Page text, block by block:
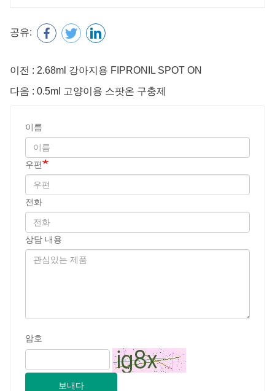
공유:
이전 : 2.68ml 강아지용 FIPRONIL SPOT ON
다음 : 0.5ml 고양이용 스팟온 구충제
이름
우편
전화
상담 내용
암호
보내다